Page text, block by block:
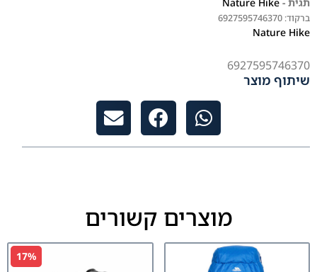
ברקוד: 6927595746370
Nature Hike
6927595746370
שיתוף מוצר
מוצרים קשורים
17%